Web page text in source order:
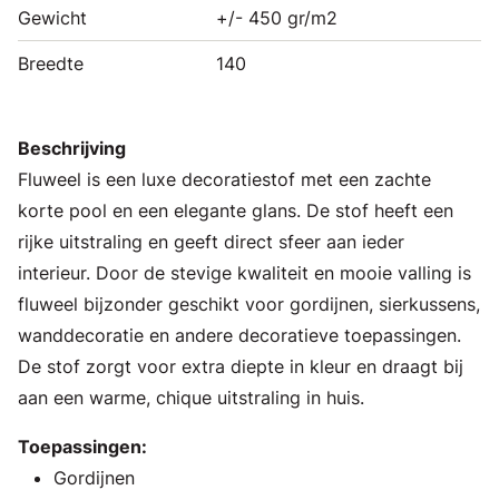
Gewicht +/- 450 gr/m2
Breedte 140
Beschrijving
Fluweel is een luxe decoratiestof met een zachte
korte pool en een elegante glans. De stof heeft een
rijke uitstraling en geeft direct sfeer aan ieder
interieur. Door de stevige kwaliteit en mooie valling is
fluweel bijzonder geschikt voor gordijnen, sierkussens,
wanddecoratie en andere decoratieve toepassingen.
De stof zorgt voor extra diepte in kleur en draagt bij
aan een warme, chique uitstraling in huis.
Toepassingen:
Gordijnen